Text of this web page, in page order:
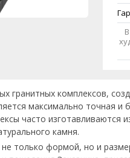
гранитных комплексов,
максимально точная и
часто изготавливаются
камня.
только формой, но и